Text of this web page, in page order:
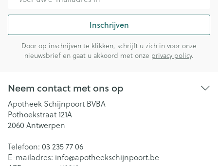
Inschrijven
Door op inschrijven te klikken, schrijft u zich in voor onze
nieuwsbrief en gaat u akkoord met onze privacy policy.
Neem contact met ons op
Apotheek Schijnpoort BVBA
Pothoekstraat 121A
2060 Antwerpen
Telefoon: 03 235 77 06
E-mailadres: info@apotheekschijnpoort.be